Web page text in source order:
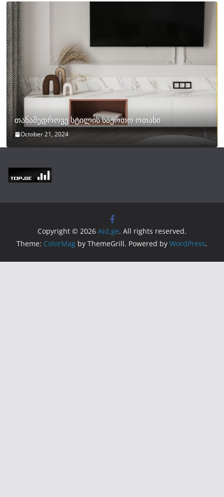
თანამედროვე სტილის საერთო ოთახი
October 21, 2024
Copyright © 2026 Aid.ge. All rights reserved.
Theme: ColorMag by ThemeGrill. Powered by WordPress.